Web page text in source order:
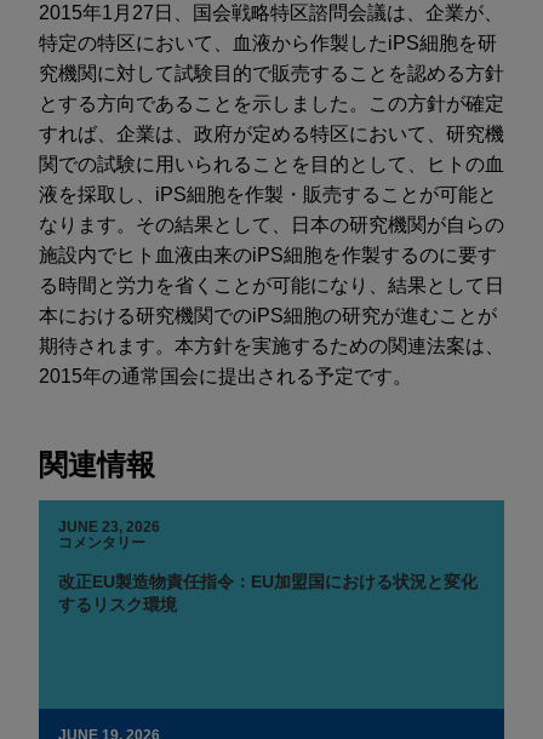
2015年1月27日、国会戦略特区諮問会議は、企業が、
特定の特区において、血液から作製したiPS細胞を研
究機関に対して試験目的で販売することを認める方針
とする方向であることを示しました。この方針が確定
すれば、企業は、政府が定める特区において、研究機
関での試験に用いられることを目的として、ヒトの血
液を採取し、iPS細胞を作製・販売することが可能と
なります。その結果として、日本の研究機関が自らの
施設内でヒト血液由来のiPS細胞を作製するのに要す
る時間と労力を省くことが可能になり、結果として日
本における研究機関でのiPS細胞の研究が進むことが
期待されます。本方針を実施するための関連法案は、
2015年の通常国会に提出される予定です。
関連情報
JUNE 23, 2026
コメンタリー
改正EU製造物責任指令：EU加盟国における状況と変化
するリスク環境
JUNE 19, 2026